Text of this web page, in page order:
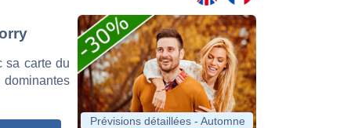
sa carte du
Prévisions détaillées - Automne